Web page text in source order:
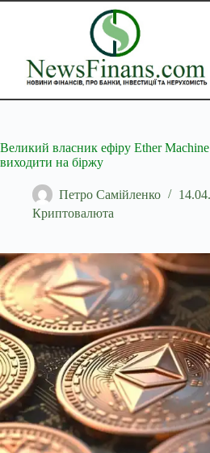
Перейти
Великий власник ефіру Ether
виходити на біржу
Петро Самійленко
Криптовалюта